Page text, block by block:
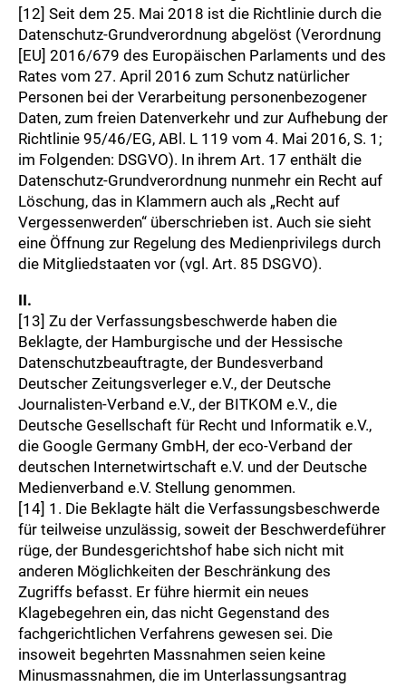
[12] Seit dem 25. Mai 2018 ist die Richtlinie durch die
Datenschutz-Grundverordnung abgelöst (Verordnung
[EU] 2016/679 des Europäischen Parlaments und des
Rates vom 27. April 2016 zum Schutz natürlicher
Personen bei der Verarbeitung personenbezogener
Daten, zum freien Datenverkehr und zur Aufhebung der
Richtlinie 95/46/EG, ABl. L 119 vom 4. Mai 2016, S. 1;
im Folgenden: DSGVO). In ihrem Art. 17 enthält die
Datenschutz-Grundverordnung nunmehr ein Recht auf
Löschung, das in Klammern auch als „Recht auf
Vergessenwerden“ überschrieben ist. Auch sie sieht
eine Öffnung zur Regelung des Medienprivilegs durch
die Mitgliedstaaten vor (vgl. Art. 85 DSGVO).
II.
[13] Zu der Verfassungsbeschwerde haben die
Beklagte, der Hamburgische und der Hessische
Datenschutzbeauftragte, der Bundesverband
Deutscher Zeitungsverleger e.V., der Deutsche
Journalisten-Verband e.V., der BITKOM e.V., die
Deutsche Gesellschaft für Recht und Informatik e.V.,
die Google Germany GmbH, der eco-Verband der
deutschen Internetwirtschaft e.V. und der Deutsche
Medienverband e.V. Stellung genommen.
[14] 1. Die Beklagte hält die Verfassungsbeschwerde
für teilweise unzulässig, soweit der Beschwerdeführer
rüge, der Bundesgerichtshof habe sich nicht mit
anderen Möglichkeiten der Beschränkung des
Zugriffs befasst. Er führe hiermit ein neues
Klagebegehren ein, das nicht Gegenstand des
fachgerichtlichen Verfahrens gewesen sei. Die
insoweit begehrten Massnahmen seien keine
Minusmassnahmen, die im Unterlassungsantrag